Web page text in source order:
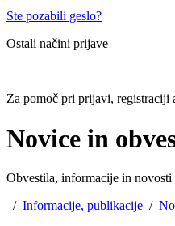
Ste pozabili geslo?
Ostali načini prijave
Za pomoč pri prijavi, registraciji
Novice in
Obvestila, informacije in
/ Informacije, publikacije /